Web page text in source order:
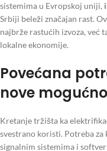
sistemima u Evropskoj uniji,
Srbiji beleži značajan rast.
najbrže rastućih izvoza, već
lokalne ekonomije.
Povećana
nove
Kretanje tržišta ka
svestrano koristi. Potreba
signalnim sistemima i